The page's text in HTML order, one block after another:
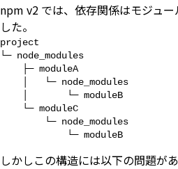
npm v2 では、依存関係はモジュ
した。
project
└─ node_modules
    ├─ moduleA
    │   └─ node_modules
    │       └─ moduleB
    └─ moduleC
        └─ node_modules
            └─ moduleB
しかしこの構造には以下の問題があ